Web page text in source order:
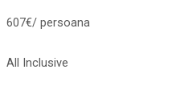
607€/ persoana
All Inclusive